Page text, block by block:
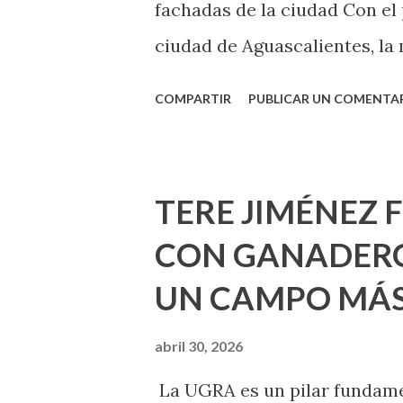
fachadas de la ciudad Con
ciudad de Aguascalientes, la
Estado, la Fundación
Montañez informó que en
metros cuadrados de
Jesús F. Elizondo y la calle
COMPARTIR PUBLICAR UN
TERE JIMÉNEZ
CON
UN CAMPO
abril 30, 2026
La UGRA es un pilar